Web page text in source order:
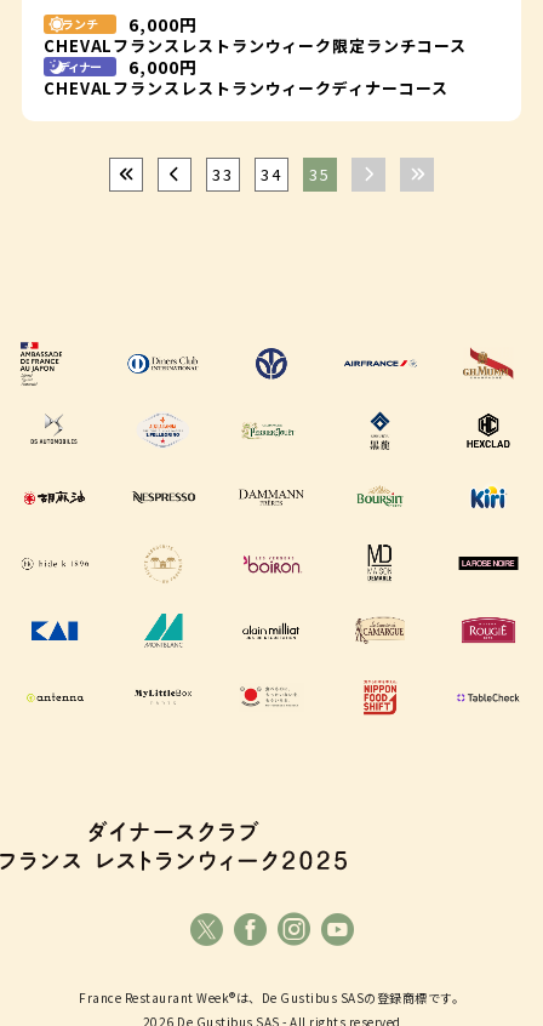
ランチ
CHEVALフランスレストランウィーク限定ランチコース
6,000円
ディナー
CHEVALフランスレストランウィークディナーコース
6,000円
33 34 35
France Restaurant Week®は、De Gustibus SASの登録商標です。
2026 De Gustibus SAS - All rights reserved